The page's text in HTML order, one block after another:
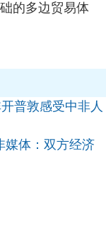
的多边贸易体
普敦感受中非人
媒体：双方经济